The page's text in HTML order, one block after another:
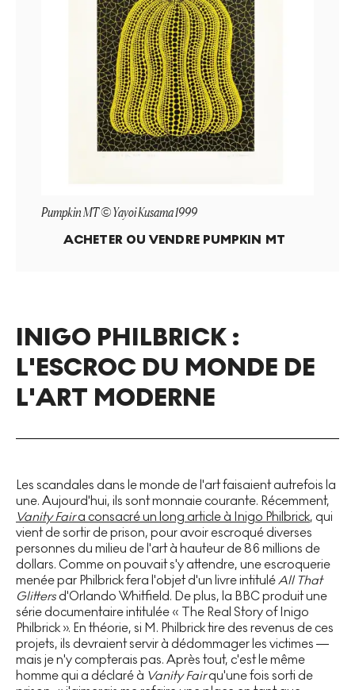
Pumpkin MT © Yayoi Kusama 1999
ACHETER OU VENDRE PUMPKIN MT
INIGO PHILBRICK :
L'ESCROC DU MONDE DE
L'ART MODERNE
Les scandales dans le monde de l'art faisaient autrefois la
une. Aujourd'hui, ils sont monnaie courante. Récemment,
Vanity Faira consacré un long article à Inigo Philbrick, qui
vient de sortir de prison, pour avoir escroqué diverses
personnes du milieu de l'art à hauteur de 86 millions de
dollars. Comme on pouvait s'y attendre, une escroquerie
menée par Philbrick fera l'objet d'un livre intituléAll That
Glitters d'Orlando Whitfield. De plus, la BBC produit une
série documentaire intitulée « The Real Story of Inigo
Philbrick ». En théorie, si M. Philbrick tire des revenus de ces
projets, ils devraient servir à dédommager les victimes —
mais je n'y compterais pas. Après tout, c'est le même
homme qui a déclaré à Vanity Fairqu'une fois sorti de